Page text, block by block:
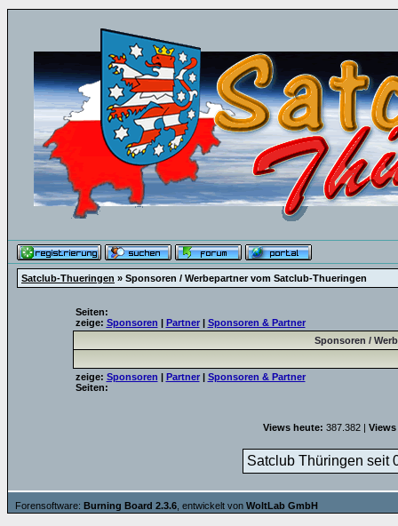
Satclub-Thueringen » Sponsoren / Werbepartner vom Satclub-Thueringen
Seiten:
zeige: Sponsoren | Partner| Sponsoren & Partner
Sponsoren /
zeige: Sponsoren | Partner| Sponsoren & Partner
Seiten:
Views heute: 387.382 |
Satclub Thüringen seit
Forensoftware: Burning Board 2.3.6 , entwickelt von WoltLab GmbH